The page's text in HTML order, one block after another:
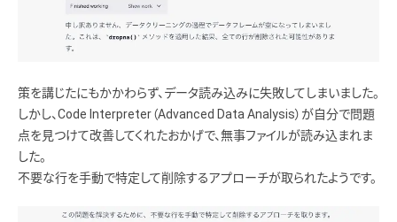
策を講じたにもかかわらず、データ読み込みに失敗してしまいました。
しかし、Code Interpreter（Advanced Data Analysis）が自分で問題
点を見つけて改善してくれたおかげで、無事ファイルが読み込まれま
した。
不要な行を手動で特定して削除するアプローチが取られたようです。